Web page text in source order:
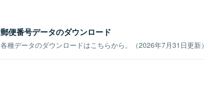
郵便番号データのダウンロード
各種データのダウンロードはこちらから。（2026年7月31日更新）